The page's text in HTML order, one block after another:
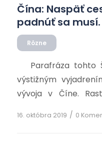
Rôzne
Čína: Naspäť
padnúť sa musí.
Parafráza tohto
výstižným
vývoja v Číne.
hospodárskom
dôsledkom jej
16. októbra 2019 / 0